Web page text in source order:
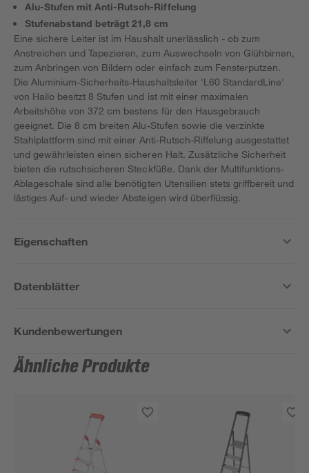
Alu-Stufen mit Anti-Rutsch-Riffelung
Stufenabstand beträgt 21,8 cm
Eine sichere Leiter ist im Haushalt unerlässlich - ob zum
Anstreichen und Tapezieren, zum Auswechseln von Glühbirnen,
zum Anbringen von Bildern oder einfach zum Fensterputzen.
Die Aluminium-Sicherheits-Haushaltsleiter 'L60 StandardLine'
von Hailo besitzt 8 Stufen und ist mit einer maximalen
Arbeitshöhe von 372 cm bestens für den Hausgebrauch
geeignet. Die 8 cm breiten Alu-Stufen sowie die verzinkte
Stahlplattform sind mit einer Anti-Rutsch-Riffelung ausgestattet
und gewährleisten einen sicheren Halt. Zusätzliche Sicherheit
bieten die rutschsicheren Steckfüße. Dank der Multifunktions-
Ablageschale sind alle benötigten Utensilien stets griffbereit und
lästiges Auf- und wieder Absteigen wird überflüssig.
Eigenschaften
Datenblätter
Kundenbewertungen
Ähnliche Produkte